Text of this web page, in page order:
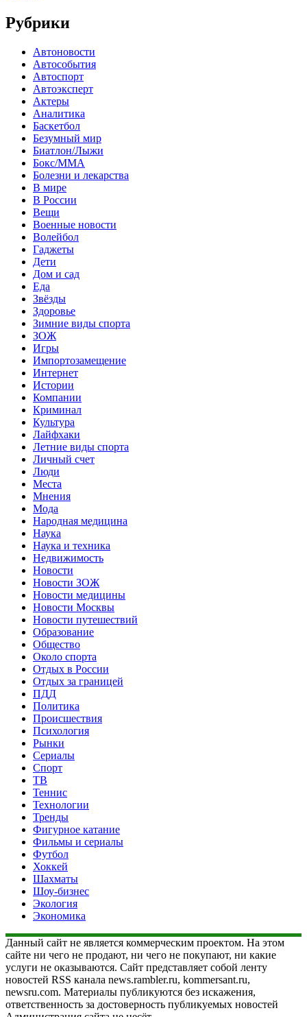
Рубрики
Автоновости
Автособытия
Автоспорт
Автоэксперт
Актеры
Аналитика
Баскетбол
Безумный мир
Биатлон/Лыжи
Бокс/MMA
Болезни и лекарства
В мире
В России
Вещи
Военные новости
Волейбол
Гаджеты
Дети
Дом и сад
Еда
Звёзды
Здоровье
Зимние виды спорта
ЗОЖ
Игры
Импортозамещение
Интернет
Истории
Компании
Криминал
Культура
Лайфхаки
Летние виды спорта
Личный счет
Люди
Места
Мнения
Мода
Народная медицина
Наука
Наука и техника
Недвижимость
Новости
Новости ЗОЖ
Новости медицины
Новости Москвы
Новости путешествий
Образование
Общество
Около спорта
Отдых в России
Отдых за границей
ПДД
Политика
Происшествия
Психология
Рынки
Сериалы
Спорт
ТВ
Теннис
Технологии
Тренды
Фигурное катание
Фильмы и сериалы
Футбол
Хоккей
Шахматы
Шоу-бизнес
Экология
Экономика
Данный сайт не является коммерческим проектом. На этом
сайте ни чего не продают, ни чего не покупают, ни какие
услуги не оказываются. Сайт представляет собой ленту
новостей RSS канала news.rambler.ru, kommersant.ru,
newsru.com. Материалы публикуются без искажения,
ответственность за достоверность публикуемых новостей